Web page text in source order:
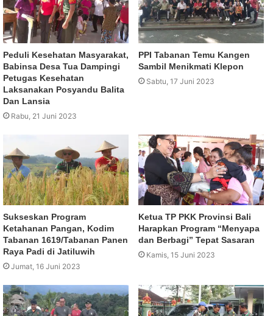
Peduli Kesehatan Masyarakat,
Babinsa Desa Tua Dampingi
Petugas Kesehatan
Laksanakan Posyandu Balita
Dan Lansia
Rabu, 21 Juni 2023
PPI Tabanan Temu Kangen
Sambil Menikmati Klepon
Sabtu, 17 Juni 2023
Sukseskan Program
Ketahanan Pangan, Kodim
Tabanan 1619/Tabanan Panen
Raya Padi di Jatiluwih
Jumat, 16 Juni 2023
Ketua TP PKK Provinsi Bali
Harapkan Program “Menyapa
dan Berbagi” Tepat Sasaran
Kamis, 15 Juni 2023